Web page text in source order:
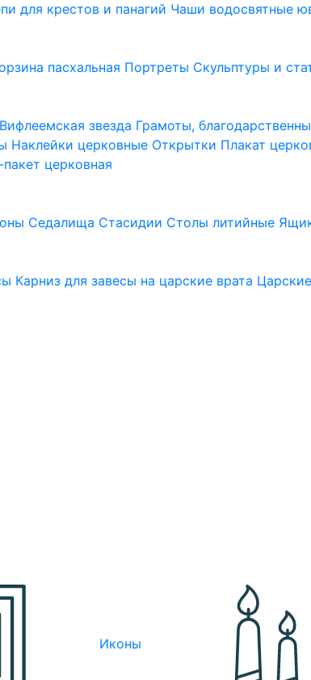
для крестов и панагий Чаши водосвятные
пасхальная Портреты Скульптуры и
Вифлеемская звезда Грамоты,
Наклейки церковные Открытки Плакат
церковная
Седалища Стасидии Столы литийные
Карниз для завесы на царские врата
Иконы